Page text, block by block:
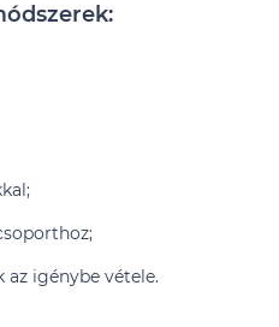
az igénybe vétele.